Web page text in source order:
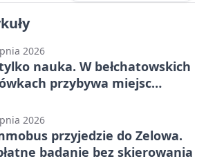
2026
nauka. W bełchatowskich
przybywa miejsc
2026
przyjedzie do Zelowa.
badanie bez skierowania